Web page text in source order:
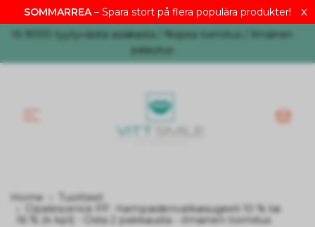
EUR
Yli 9000 tyytyväistä asiakasta / Nopea toimitus / Ilmainen
palautus
Home
Tuotteet
Opalescence PF -hampaidenvalkaisugeeli 10 % tai
16 % (4 kpl) - Osta 2 pakkausta - ilmainen toimitus